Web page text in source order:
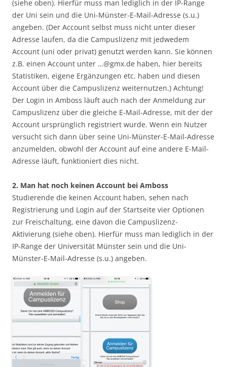
(siehe oben). Hierfür muss man lediglich in der IP-Range
der Uni sein und die Uni-Münster-E-Mail-Adresse (s.u.)
angeben. (Der Account selbst muss nicht unter dieser
Adresse laufen, da die Campuslizenz mit jedwedem
Account (uni oder privat) genutzt werden kann. Sie können
z.B. einen Account unter …@gmx.de haben, hier bereits
Statistiken, eigene Ergänzungen etc. haben und diesen
Account über die Campuslizenz weiternutzen.) Achtung!
Der Login in Amboss läuft auch nach der Anmeldung zur
Campuslizenz über die gleiche E-Mail-Adresse, mit der der
Account ursprünglich registriert wurde. Wenn ein Nutzer
versucht sich dann über seine Uni-Münster-E-Mail-Adresse
anzumelden, obwohl der Account auf eine andere E-Mail-
Adresse läuft, funktioniert dies nicht.
2. Man hat noch keinen Account bei Amboss
Studierende die keinen Account haben, sehen nach
Registrierung und Login auf der Startseite vier Optionen
zur Freischaltung, eine davon die Campuslizenz-
Aktivierung (siehe oben). Hierfür muss man lediglich in der
IP-Range der Universität Münster sein und die Uni-
Münster-E-Mail-Adresse (s.u.) angeben.